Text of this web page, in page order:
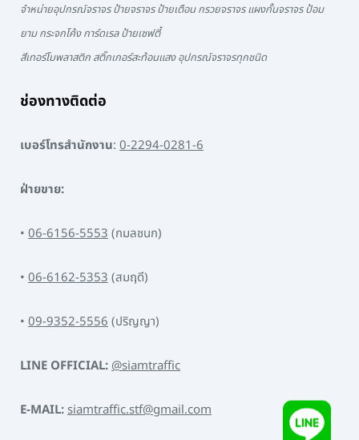
จำหน่ายอุปกรณ์จราจร ป้ายจราจร ป้ายเตือน กรวยจราจร แผงกั้นจราจร ป้อม
ยาม กระจกโค้ง การ์ดเรล ป้ายเซฟตี้
สีเทอร์โมพลาสติก สติ๊กเกอร์สะท้อนแสง อุปกรณ์จราจรทุกชนิด
ช่องทางติดต่อ
เบอร์โทรสำนักงาน: 0-2294-0281-6
ฝ่ายขาย:
• 06-6156-5553(กมลชนก)
• 06-6162-5353(สมฤดี)
• 09-9352-5556(ปริญญา)
LINE OFFICIAL:@siamtraffic
E-MAIL:siamtraffic.stf@gmail.com